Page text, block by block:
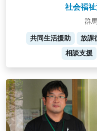
社会福
群
共同生活援助 放課
相談支援